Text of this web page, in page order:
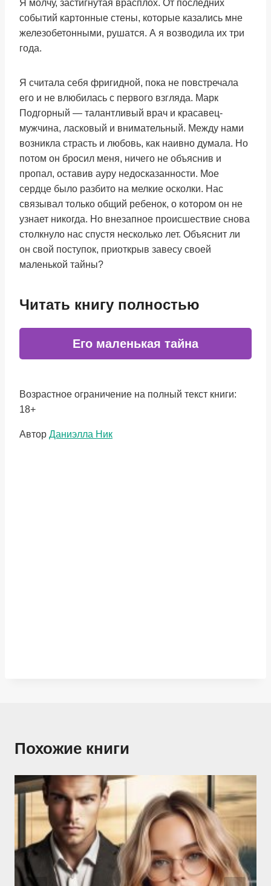
Я молчу, застигнутая врасплох. От последних
событий картонные стены, которые казались мне
железобетонными, рушатся. А я возводила их три
года.
Я считала себя фригидной, пока не повстречала
его и не влюбилась с первого взгляда. Марк
Подгорный — талантливый врач и красавец-
мужчина, ласковый и внимательный. Между нами
возникла страсть и любовь, как наивно думала. Но
потом он бросил меня, ничего не объяснив и
пропал, оставив ауру недосказанности. Мое
сердце было разбито на мелкие осколки. Нас
связывал только общий ребенок, о котором он не
узнает никогда. Но внезапное происшествие снова
столкнуло нас спустя несколько лет. Объяснит ли
он свой поступок, приоткрыв завесу своей
маленькой тайны?
Читать книгу полностью
Его маленькая тайна
Возрастное ограничение на полный текст книги:
18+
Метки
Автор Даниэлла Ник
Похожие книги